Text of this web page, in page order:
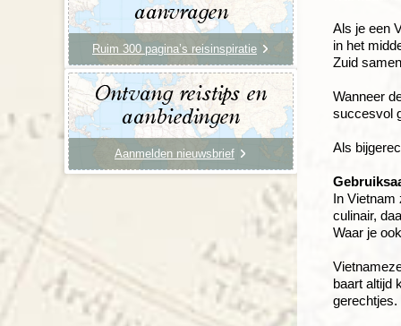
Als je een
in het
Zuid
Wanneer
succesvol
Als
In Vietnam
culinair,
Waar je
baart altijd
gerechtjes.
aanvragen
Ruim 300 pagina’s reisinspiratie
Ontvang reistips en
aanbiedingen
Aanmelden nieuwsbrief